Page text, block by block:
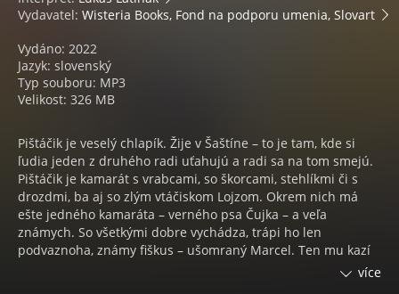
Vydavatel: Wisteria Books, Fond na podporu umenia, Slovart
Vydáno: 2022
Jazyk: slovenský
Typ souboru: MP3
Velikost: 326 MB
Pištáčik je veselý chlapík. Žije v Šaštíne – to je tam, kde si
ľudia jeden z druhého radi uťahujú a radi sa na tom smejú.
Pištáčik je kamarát s vrabcami, so škorcami, stehlíkmi či s
drozdmi, ba aj so zlým vtáčiskom Lojzom. Okrem nich má
ešte jedného kamaráta – verného psa Čujka – a veľa
známych. So všetkými dobre vychádza, trápi ho len
podvaznoha, známy fiškus – ušomraný Marcel. Ten mu kazí
všetky plány. No zároveň je s ním veselo. Chce vždy Pištáčika
více